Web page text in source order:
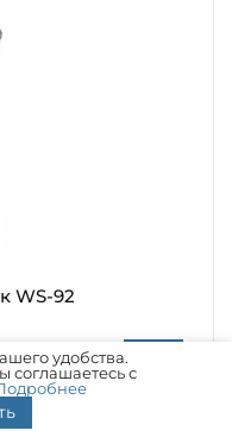
WS-92
удобства.
соглашаетесь с